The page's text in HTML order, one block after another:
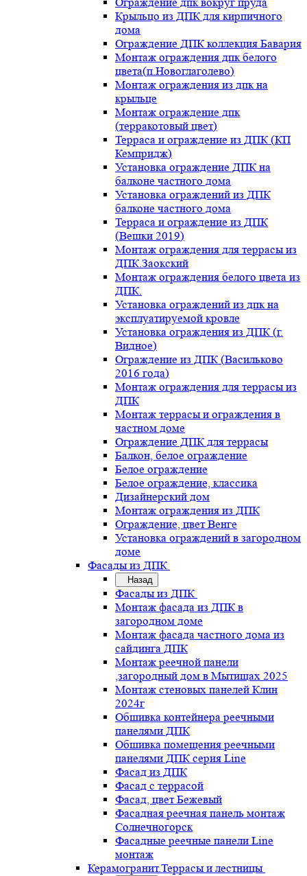
Крыльцо из ДПК для кирпичного
дома
Ограждение ДПК коллекция Бавария
Монтаж ограждения дпк белого
цвета(п.Новоглаголево)
Монтаж ограждения из дпк на
крыльце
Монтаж ограждение дпк
(терракотовый цвет)
Терраса и ограждение из ДПК (КП
Кемпридж)
Установка ограждение ДПК на
балконе частного дома
Установка ограждений из ДПК
балконе частного дома
Терраса и ограждение из ДПК
(Вешки 2019)
Монтаж ограждения для террасы из
ДПК.Заокский
Монтаж ограждения белого цвета из
ДПК.
Установка ограждений из дпк на
эксплуатируемой кровле
Установка ограждения из ДПК (г.
Видное)
Ограждение из ДПК (Васильково
2016 года)
Монтаж ограждения для террасы из
ДПК
Монтаж террасы и ограждения в
частном доме
Ограждение ДПК для террасы
Балкон, белое ограждение
Белое ограждение
Белое ограждение, классика
Дизайнерский дом
Монтаж ограждения из ДПК
Ограждение, цвет Венге
Установка ограждений в загородном
доме
Фасады из ДПК
Назад
Фасады из ДПК
Монтаж фасада из ДПК в
загородном доме
Монтаж фасада частного дома из
сайдинга ДПК
Монтаж реечной панели
,загородный дом в Мытищах 2025
Монтаж стеновых панелей Клин
2024г
Обшивка контейнера реечными
панелями ДПК
Обшивка помещения реечными
панелями ДПК серия Line
Фасад из ДПК
Фасад с террасой
Фасад, цвет Бежевый
Фасадная реечная панель монтаж
Солнечногорск
Фасадные реечные панели Line
монтаж
Керамогранит.Террасы и лестницы